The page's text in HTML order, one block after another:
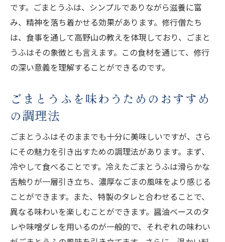
高野山で訪れたいごまとうふのおすすめ店
ごまとうふを通じて知る高野山の食文化
高野山のごまとうふ通じて触れる心の豊かさ
ごまとうふがもたらす内面的な豊かさ
心を整えるためのごまとうふの食べ方
高野山の自然と調和したごまとうふ
味わいとともに拡がる心の世界
高野山の歴史探訪と共に味わうごまとうふの旅
歴史を感じるごまとうふの食体験
高野山の歴史を彩るごまとうふの役割
ごまとうふで紐解く高野山の過去
高野山の歴史的建造物とごまとうふの関係
です。ごまとうふは、シンプルでありながら滋養に富
み、精神を落ち着かせる効果があります。修行僧たち
は、食事を通して高野山の教えを体現しており、ごまと
うふはその象徴とも言えます。この食材を通じて、修行
の深い意義を理解することができるのです。
ごまとうふを味わうためのおすすめ
の調理法
ごまとうふはそのままでも十分に美味しいですが、さら
にその魅力を引き出すための調理法があります。まず、
冷やして食べることです。冷えたごまとうふは滑らかな
舌触りが一層引き立ち、濃厚なごまの風味をより感じる
ことができます。また、特製のタレと合わせることで、
異なる味わいを楽しむことができます。醤油ベースのタ
レや味噌ダレを用いるのが一般的で、それぞれの味わい